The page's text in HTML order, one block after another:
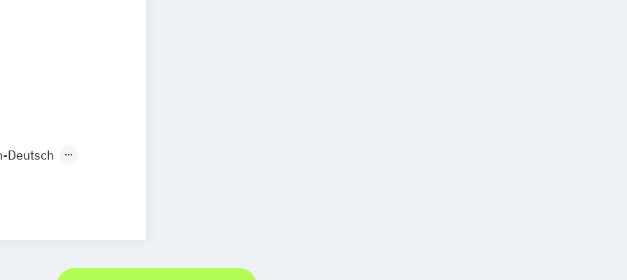
Deutsch